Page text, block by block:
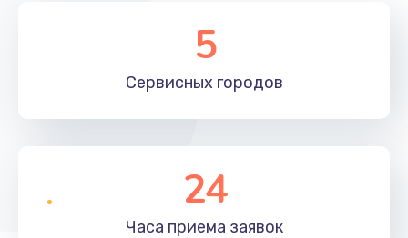
5
Сервисных городов
24
Часа приема заявок